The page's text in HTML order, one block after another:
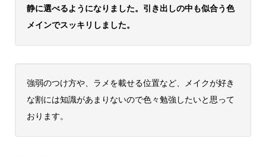
静に選べるようになりました。引き出しの中も似合う色
メインでスッキリしました。
強弱のつけ方や、ラメを載せる位置など、メイクが好き
な割には知識があまりないので色々勉強したいと思って
おります。